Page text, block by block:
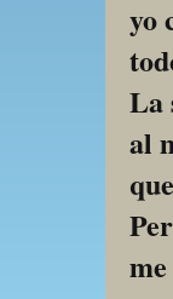
yo
La
al